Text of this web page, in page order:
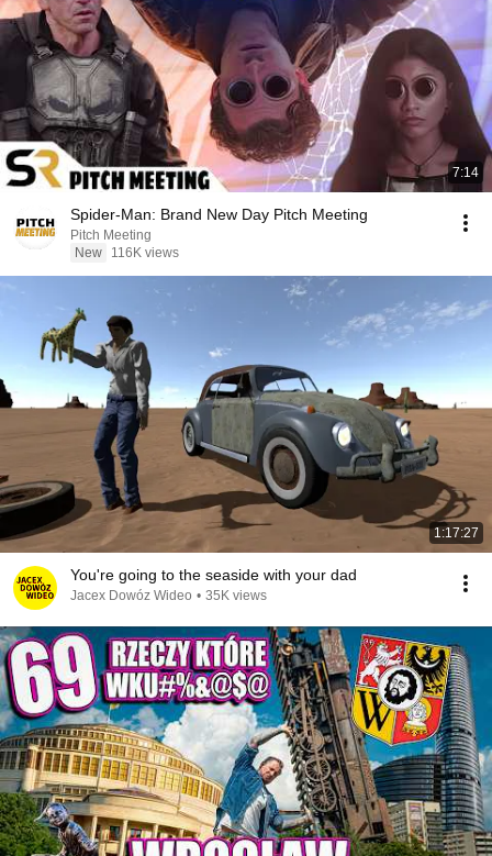
7:14
Spider-Man: Brand New Day Pitch Meeting
Pitch Meeting
New
116K views
1:17:27
You're going to the seaside with your dad
Jacex Dowóz Wideo • 35K views